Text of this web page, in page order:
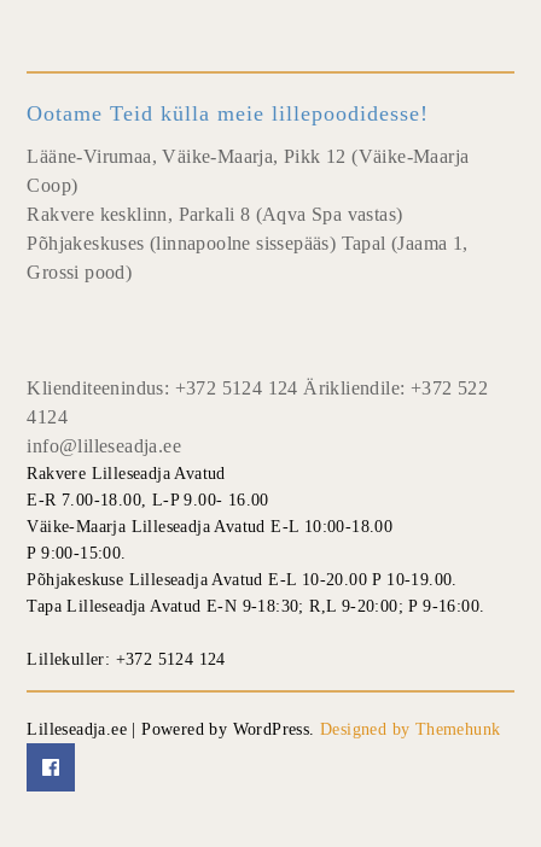
Ootame Teid külla meie lillepoodidesse!
Lääne-Virumaa, Väike-Maarja, Pikk 12 (Väike-Maarja
Coop)
Rakvere kesklinn, Parkali 8 (Aqva Spa vastas)
Põhjakeskuses (linnapoolne sissepääs) Tapal (Jaama 1,
Grossi pood)
Klienditeenindus: +372 5124 124 Ärikliendile: +372 522
4124
info@lilleseadja.ee
Rakvere Lilleseadja Avatud
E-R 7.00-18.00, L-P 9.00- 16.00
Väike-Maarja Lilleseadja Avatud E-L 10:00-18.00
P 9:00-15:00.
Põhjakeskuse Lilleseadja Avatud E-L 10-20.00 P 10-19.00.
Tapa Lilleseadja Avatud E-N 9-18:30; R,L 9-20:00; P 9-16:00.
Lillekuller: +372 5124 124
Lilleseadja.ee | Powered by WordPress.Designed by Themehunk